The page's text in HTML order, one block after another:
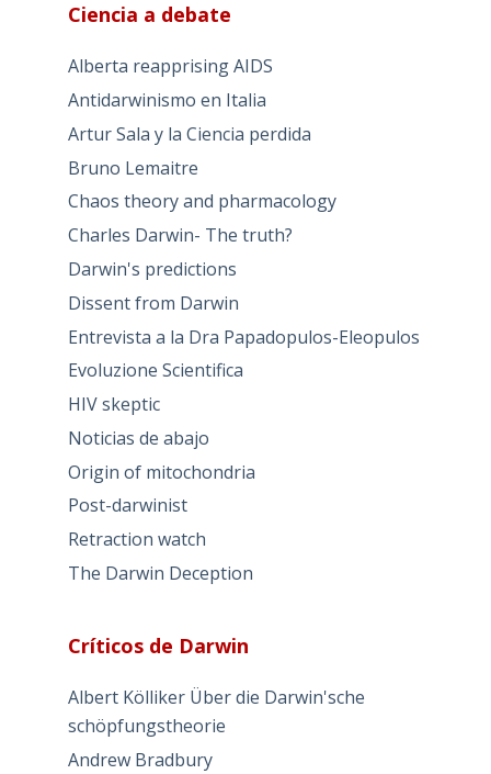
Ciencia a debate
Alberta reapprising AIDS
Antidarwinismo en Italia
Artur Sala y la Ciencia perdida
Bruno Lemaitre
Chaos theory and pharmacology
Charles Darwin- The truth?
Darwin's predictions
Dissent from Darwin
Entrevista a la Dra Papadopulos-Eleopulos
Evoluzione Scientifica
HIV skeptic
Noticias de abajo
Origin of mitochondria
Post-darwinist
Retraction watch
The Darwin Deception
Críticos de Darwin
Albert Kölliker Über die Darwin'sche
schöpfungstheorie
Andrew Bradbury